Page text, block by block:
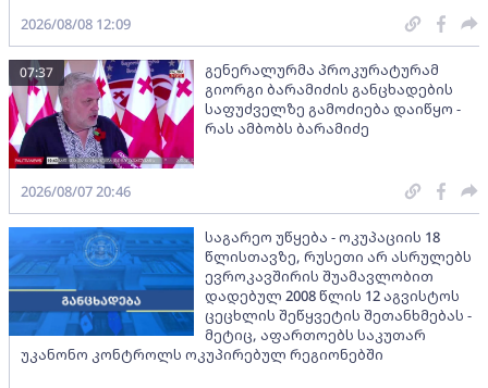
2026/08/08 12:09
გენერალურმა პროკურატურამ
გიორგი ბარამიძის განცხადების
საფუძველზე გამოძიება დაიწყო -
რას ამბობს ბარამიძე
07:37
2026/08/07 20:46
საგარეო უწყება - ოკუპაციის 18
წლისთავზე, რუსეთი არ ასრულებს
ევროკავშირის შუამავლობით
დადებულ 2008 წლის 12 აგვისტოს
ცეცხლის შეწყვეტის შეთანხმებას -
მეტიც, აფართოებს საკუთარ
უკანონო კონტროლს ოკუპირებულ რეგიონებში